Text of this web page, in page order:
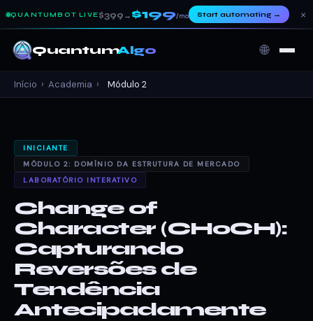
QUANTUMBOT LIVE $399 → $199/mo Start automating→ ×
QuantumAlgo 🌐
Início › Academia › Módulo 2
INICIANTE
MÓDULO 2: DOMÍNIO DA ESTRUTURA DE MERCADO
LABORATÓRIO INTERATIVO
Change of
Character (CHoCH):
Capturando
Reversões de
Tendência
Antecipadamente